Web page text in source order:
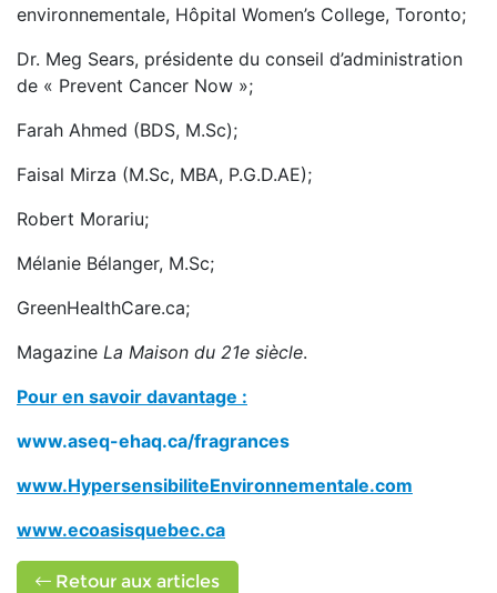
environnementale, Hôpital Women’s College, Toronto;
Dr. Meg Sears, présidente du conseil d’administration
de « Prevent Cancer Now »;
Farah Ahmed (BDS, M.Sc);
Faisal Mirza (M.Sc, MBA, P.G.D.AE);
Robert Morariu;
Mélanie Bélanger, M.Sc;
GreenHealthCare.ca;
Magazine La Maison du 21e siècle.
Pour en savoir davantage :
www.aseq-ehaq.ca/fragrances
www.HypersensibiliteEnvironnementale.com
www.ecoasisquebec.ca
Retour aux articles